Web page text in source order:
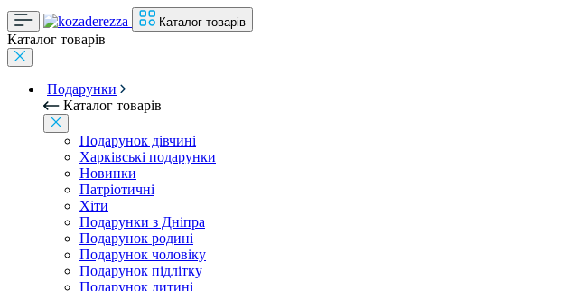
Каталог товарів
Каталог товарів
Подарунки
Каталог товарів
Подарунок дівчині
Харківські подарунки
Новинки
Патріотичні
Хіти
Подарунки з Дніпра
Подарунок родині
Подарунок чоловіку
Подарунок підлітку
Подарунок дитині